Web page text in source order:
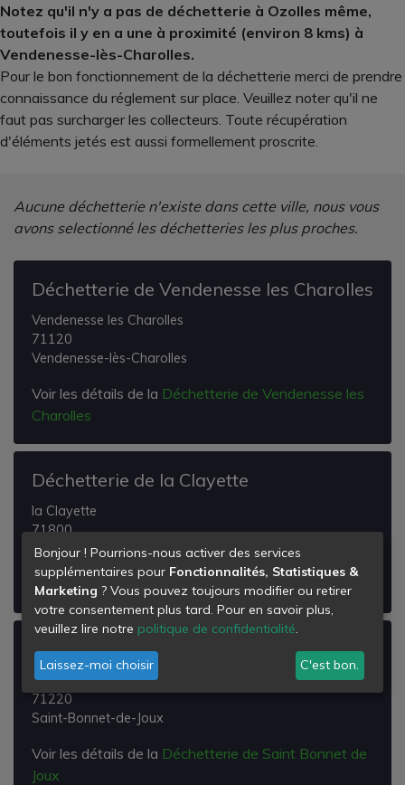
Notez qu'il n'y a pas de déchetterie à Ozolles même,
toutefois il y en a une à proximité (environ 8 kms) à
Vendenesse-lès-Charolles.
Pour le bon fonctionnement de la déchetterie merci de prendre
connaissance du réglement sur place. Veuillez noter qu'il ne
faut pas surcharger les collecteurs. Toute récupération
d'éléments jetés est aussi formellement proscrite.
Aucune déchetterie n'existe dans cette ville, nous vous
avons selectionné les déchetteries les plus proches.
Déchetterie de Vendenesse les Charolles
Vendenesse les Charolles
71120
Vendenesse-lès-Charolles
Voir les détails de la Déchetterie de Vendenesse les
Charolles
Déchetterie de la Clayette
la Clayette
71800
La Clayette
Voir les détails de la Déchetterie de la Clayette
Déchetterie de Saint Bonnet de Joux
Saint-bonnet-de-joux
71220
Saint-Bonnet-de-Joux
Voir les détails de la Déchetterie de Saint Bonnet de
Joux
Bonjour ! Pourrions-nous activer des services
supplémentaires pour Fonctionnalités, Statistiques &
Marketing ? Vous pouvez toujours modifier ou retirer
votre consentement plus tard. Pour en savoir plus,
veuillez lire notre politique de confidentialité.
Laissez-moi choisir C'est bon.